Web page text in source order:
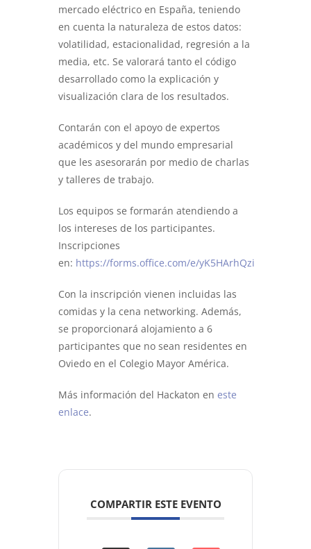
mercado eléctrico en España, teniendo
en cuenta la naturaleza de estos datos:
volatilidad, estacionalidad, regresión a la
media, etc. Se valorará tanto el código
desarrollado como la explicación y
visualización clara de los resultados.
Contarán con el apoyo de expertos
académicos y del mundo empresarial
que les asesorarán por medio de charlas
y talleres de trabajo.
Los equipos se formarán atendiendo a
los intereses de los participantes.
Inscripciones
en: https://forms.office.com/e/yK5HArhQzi
Con la inscripción vienen incluidas las
comidas y la cena networking. Además,
se proporcionará alojamiento a 6
participantes que no sean residentes en
Oviedo en el Colegio Mayor América.
Más información del Hackaton en este
enlace.
COMPARTIR ESTE EVENTO